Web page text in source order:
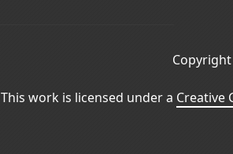
This work is licensed under a Creative